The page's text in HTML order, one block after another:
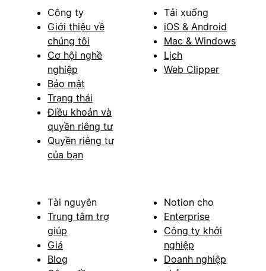
Công ty
Giới thiệu về
chúng tôi
Cơ hội nghề
nghiệp
Bảo mật
Trạng thái
Điều khoản và
quyền riêng tư
Quyền riêng tư
của bạn
Tải xuống
iOS & Android
Mac & Windows
Lịch
Web Clipper
Tài nguyên
Trung tâm trợ
giúp
Giá
Blog
Notion cho
Enterprise
Công ty khởi
nghiệp
Doanh nghiệp